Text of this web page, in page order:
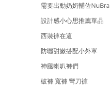
需要出動奶奶輔佐NuBra
設計感小心思推薦單品
西裝褲在這
防曬甜嫩搭配小外罩
神腿喇叭褲們
破褲 寬褲 彎刀褲